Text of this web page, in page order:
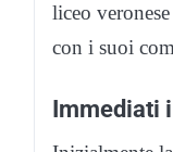
liceo
con i suoi
Immediati